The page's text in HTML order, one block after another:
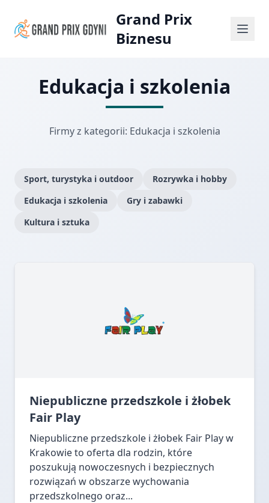
Grand Prix
Biznesu
Edukacja i szkolenia
Firmy z kategorii: Edukacja i szkolenia
Sport, turystyka i outdoor
Rozrywka i hobby
Edukacja i szkolenia
Gry i zabawki
Kultura i sztuka
Niepubliczne przedszkole i żłobek
Fair Play
Niepubliczne przedszkole i żłobek Fair Play w
Krakowie to oferta dla rodzin, które
poszukują nowoczesnych i bezpiecznych
rozwiązań w obszarze wychowania
przedszkolnego oraz...